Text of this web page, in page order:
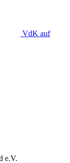
VdK auf
e.V.